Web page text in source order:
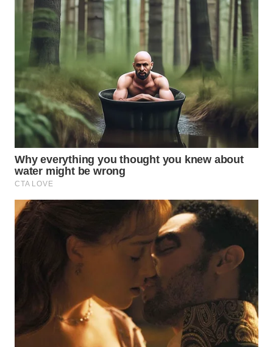
WN
TAPANULI
TENGAH
WN DELI
SERDANG
WN
TEBING
TINGGI
WN
PAKPAK
WN
KARAWANG
BOGOR